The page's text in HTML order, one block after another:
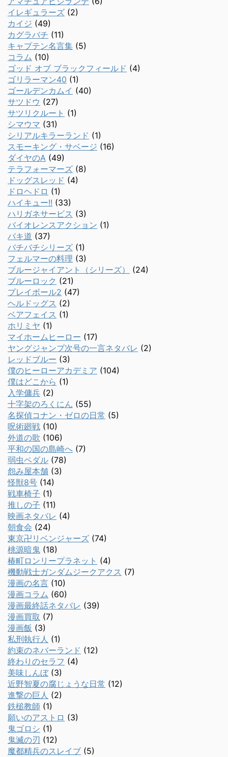
イレギュラーズ (2)
カイジ (49)
カグラバチ (11)
キャプテン名言集 (5)
コラム (10)
ゴッド オブ ブラックフィールド (4)
ゴリラーマン40 (1)
ゴールデンカムイ (40)
サツドウ (27)
サツリクルート (1)
シマウマ (31)
シリアルキラーランド (1)
スモーキング・サベージ (16)
ダイヤのA (49)
テラフォーマーズ (8)
ドッグスレッド (4)
ドロヘドロ (1)
ハイキュー!! (33)
ハリガネサービス (3)
バイオレンスアクション (1)
バキ道 (37)
バチバチシリーズ (1)
フェルマーの料理 (3)
ブルージャイアント（シリーズ）
(24)
ブルーロック (21)
プレイボール2 (47)
ヘルドッグス (2)
ベアフェイス (1)
ホリミヤ (1)
マイホームヒーロー (17)
ヤングジャンプ次号の一言ネタバレ (2)
レッドブルー (3)
僕のヒーローアカデミア (104)
僕はどこから (1)
入学傭兵 (2)
十字架のろくにん (55)
名探偵コナン・ゼロの日常 (5)
呪術廻戦 (10)
外道の歌 (106)
平和の国の島崎へ (7)
弱虫ペダル (78)
怨み屋本舗 (3)
怪獣8号 (14)
戦車椅子 (1)
推しの子 (11)
映画ネタバレ (4)
朝食会 (24)
東京卍リベンジャーズ (74)
桃源暗鬼 (18)
椿町ロンリープラネット (4)
機動戦士ガンダムジークアクス (7)
漫画の名言 (10)
漫画コラム (60)
漫画最終話ネタバレ (39)
漫画買取 (7)
漫画飯 (3)
私刑執行人 (1)
約束のネバーランド (12)
終わりのセラフ (4)
美味しんぼ(3)
近野智夏の腐じょうな日常 (12)
進撃の巨人 (2)
鉄槌教師 (1)
願いのアストロ (3)
鬼ゴロシ (1)
鬼滅の刃 (12)
魔都精兵のスレイブ (5)